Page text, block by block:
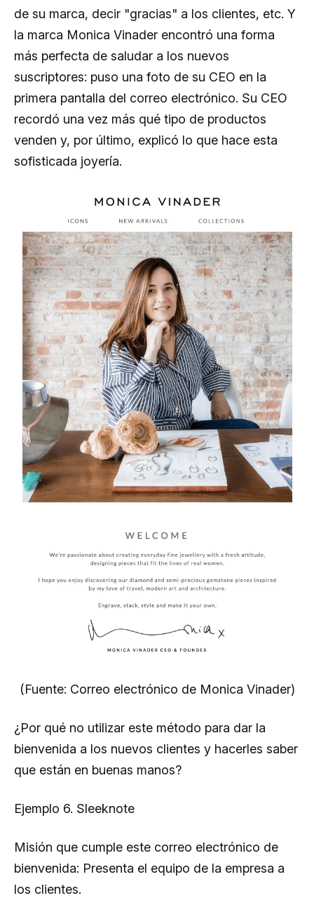
de su marca, decir "gracias" a los clientes, etc. Y
la marca Monica Vinader encontró una forma
más perfecta de saludar a los nuevos
suscriptores: puso una foto de su CEO en la
primera pantalla del correo electrónico. Su CEO
recordó una vez más qué tipo de productos
venden y, por último, explicó lo que hace esta
sofisticada joyería.
(Fuente: Correo electrónico de Monica Vinader)
¿Por qué no utilizar este método para dar la
bienvenida a los nuevos clientes y hacerles saber
que están en buenas manos?
Ejemplo 6. Sleeknote
Misión que cumple este correo electrónico de
bienvenida: Presenta el equipo de la empresa a
los clientes.